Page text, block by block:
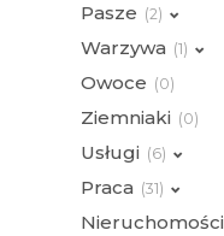
Pasze (2)
Warzywa (1)
Owoce (0)
Ziemniaki (0)
Usługi (6)
Praca (31)
Nieruchomości